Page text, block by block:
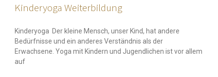
Kinderyoga Weiterbildung
Kinderyoga Der kleine Mensch, unser Kind, hat andere
Bedürfnisse und ein anderes Verständnis als der
Erwachsene. Yoga mit Kindern und Jugendlichen ist vor allem
auf